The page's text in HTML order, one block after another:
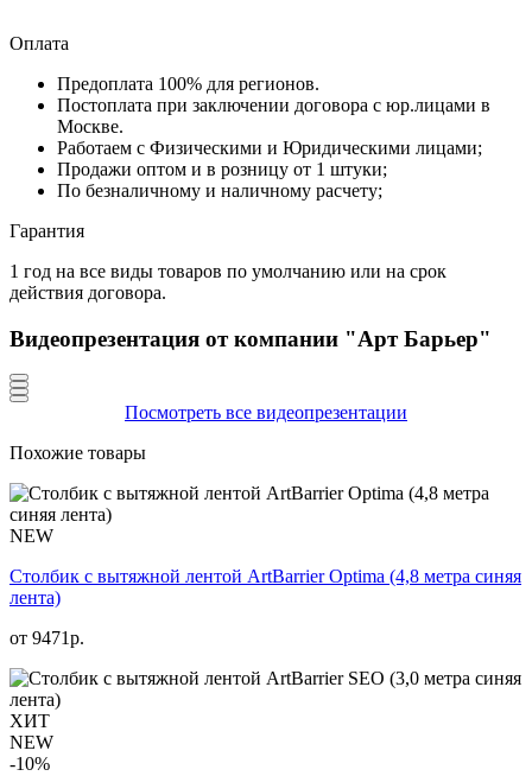
Оплата
Предоплата 100% для регионов.
Постоплата при заключении договора с юр.лицами в
Москве.
Работаем с Физическими и Юридическими лицами;
Продажи оптом и в розницу от 1 штуки;
По безналичному и наличному расчету;
Гарантия
1 год на все виды товаров по умолчанию или на срок
действия договора.
Видеопрезентация от компании "Арт Барьер"
Посмотреть все видеопрезентации
Похожие товары
NEW
Столбик с вытяжной лентой ArtBarrier Оptima (4,8 метра синяя
лента)
от 9471р.
ХИТ
NEW
-10%